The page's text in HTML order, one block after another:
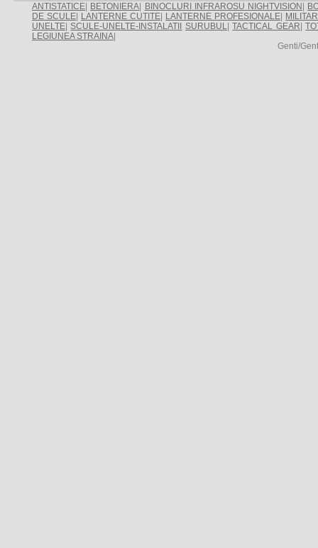
ANTISTATICE| BETONIERA| BINOCLURI INFRAROSU NIGHTVISION|
DE SCULE| LANTERNE CUTITE| LANTERNE PROFESIONALE|
UNELTE| SCULE-UNELTE-INSTALATII SURUBUL |TACTICAL GEAR|
LEGIUNEA STRAINA|
Genti/